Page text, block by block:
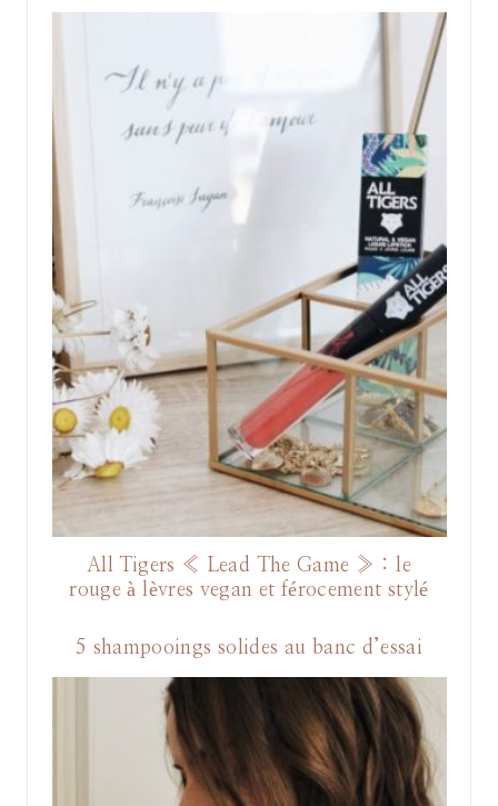
All Tigers « Lead The Game » : le
rouge à lèvres vegan et férocement stylé
5 shampooings solides au banc d’essai